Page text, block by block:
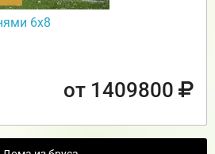
6х8
от 1409800